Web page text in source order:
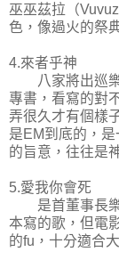
巫巫茲拉（
色，像過火的祭
4.來者乎神
八家將出巡樂
專書，看寫的對
弄很久才有個樣
是EM到底的，
的旨意，往往是
5.愛我你會死
是首董事長樂
本寫的歌，但電
的fu，十分適合